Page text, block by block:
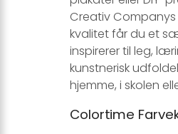
Creativ
kvalitet får du et
inspirerer til leg,
kunstnerisk
hjemme, i skolen
Colortime